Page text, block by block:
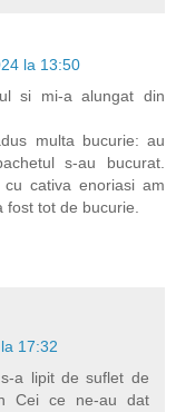
la 13:50
si mi-a alungat din
multa bucurie: au
s-au bucurat.
cativa enoriasi am
tot de bucurie.
17:32
a lipit de suflet de
Cei ce ne-au dat